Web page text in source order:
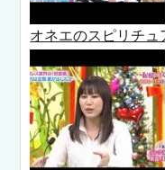
オネエのスピリチ